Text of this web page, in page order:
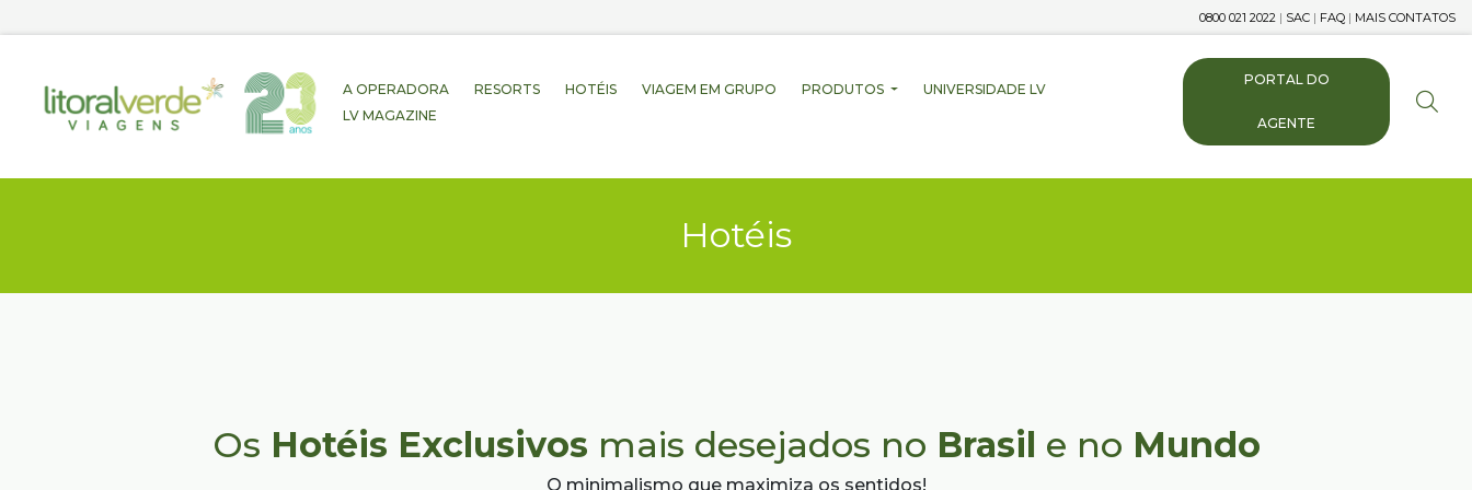
0800 021 2022 | SAC | FAQ | MAIS CONTATOS
A OPERADORA RESORTS HOTÉIS VIAGEM EM GRUPO PRODUTOS
UNIVERSIDADE LV
LV MAGAZINE
PORTAL DO
AGENTE
Hotéis
Os Hotéis Exclusivos mais desejados no Brasil e no Mundo
O minimalismo que maximiza os sentidos!